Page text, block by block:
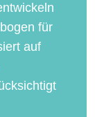
für
auf